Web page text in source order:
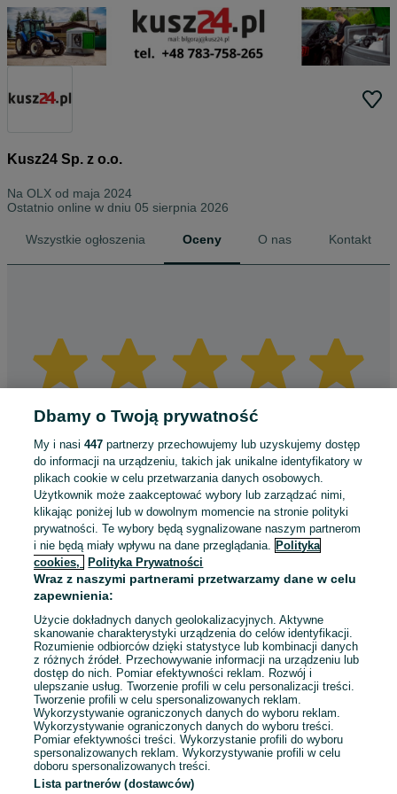
Kusz24 Sp. z o.o.
Na OLX od maja 2024
Ostatnio online w dniu 05 sierpnia 2026
Wszystkie ogłoszenia Oceny O nas Kontakt
Sprzedający nie otrzymał jeszcze żadnych ocen
Kup jeden z przedmiotów sprzedającego z Przesyłką OLX,
aby być jedną z pierwszych osób, która wystawi mu ocenę.
Jak działają oceny?
Dbamy o Twoją prywatność
My i nasi447 partnerzy przechowujemy lub uzyskujemy dostęp
do informacji na urządzeniu, takich jak unikalne identyfikatory w
plikach cookie w celu przetwarzania danych osobowych.
Użytkownik może zaakceptować wybory lub zarządzać nimi,
klikając poniżej lub w dowolnym momencie na stronie polityki
prywatności. Te wybory będą sygnalizowane naszym partnerom
i nie będą miały wpływu na dane przeglądania. Polityka
cookies,
Polityka Prywatności
Wraz z naszymi partnerami przetwarzamy dane w celu
zapewnienia:
Użycie dokładnych danych geolokalizacyjnych. Aktywne
skanowanie charakterystyki urządzenia do celów identyfikacji.
Rozumienie odbiorców dzięki statystyce lub kombinacji danych
z różnych źródeł. Przechowywanie informacji na urządzeniu lub
dostęp do nich. Pomiar efektywności reklam. Rozwój i
ulepszanie usług. Tworzenie profili w celu personalizacji treści.
Tworzenie profili w celu spersonalizowanych reklam.
Wykorzystywanie ograniczonych danych do wyboru reklam.
Wykorzystywanie ograniczonych danych do wyboru treści.
Pomiar efektywności treści. Wykorzystanie profili do wyboru
spersonalizowanych reklam. Wykorzystywanie profili w celu
doboru spersonalizowanych treści.
Lista partnerów (dostawców)